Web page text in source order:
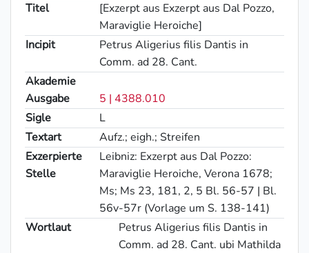
Titel
[Exzerpt aus Exzerpt aus Dal Pozzo,
Maraviglie Heroiche]
Incipit
Petrus Aligerius filis Dantis in
Comm. ad 28. Cant.
Akademie
Ausgabe
5 | 4388.010
Sigle
L
Textart
Aufz.; eigh.; Streifen
Exzerpierte
Stelle
Leibniz: Exzerpt aus Dal Pozzo:
Maraviglie Heroiche, Verona 1678;
Ms; Ms 23, 181, 2, 5 Bl. 56-57 | Bl.
56v-57r (Vorlage um S. 138-141)
Wortlaut
Petrus Aligerius filis Dantis in
Comm. ad 28. Cant. ubi Mathilda